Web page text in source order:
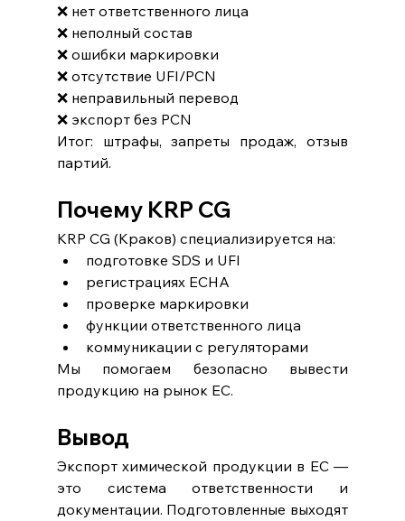
❌ нет ответственного лица
❌ неполный состав
❌ ошибки маркировки
❌ отсутствие UFI/PCN
❌ неправильный перевод
❌ экспорт без PCN
Итог: штрафы, запреты продаж, отзыв
партий.
Почему KRP CG
KRP CG (Краков) специализируется на:
подготовке SDS и UFI
регистрациях ECHA
проверке маркировки
функции ответственного лица
коммуникации с регуляторами
Мы помогаем безопасно вывести
продукцию на рынок ЕС.
Вывод
Экспорт химической продукции в ЕС —
это система ответственности и
документации. Подготовленные выходят